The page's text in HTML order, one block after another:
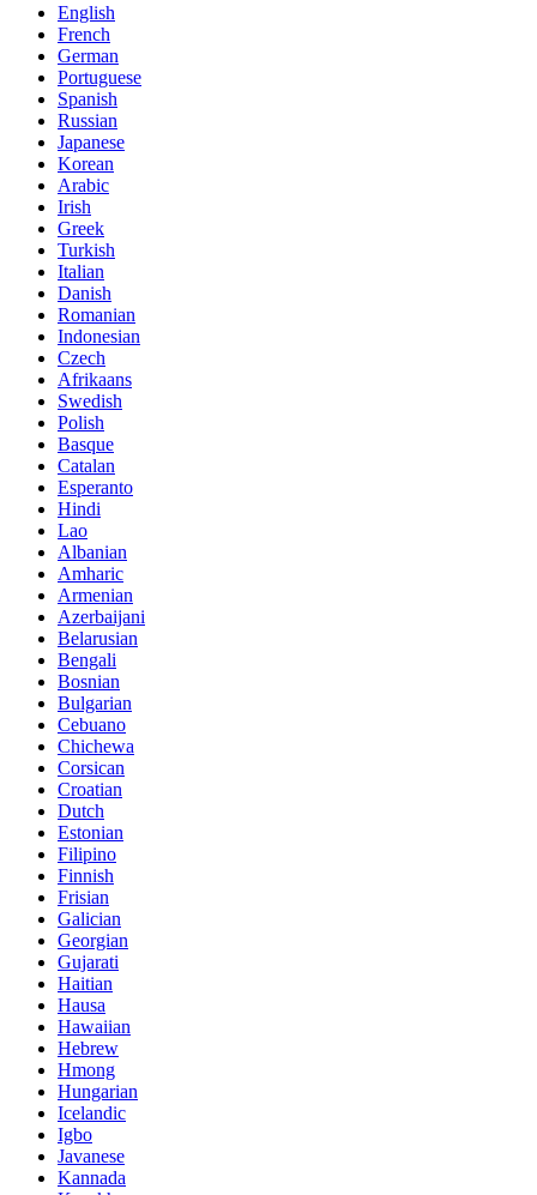
English
French
German
Portuguese
Spanish
Russian
Japanese
Korean
Arabic
Irish
Greek
Turkish
Italian
Danish
Romanian
Indonesian
Czech
Afrikaans
Swedish
Polish
Basque
Catalan
Esperanto
Hindi
Lao
Albanian
Amharic
Armenian
Azerbaijani
Belarusian
Bengali
Bosnian
Bulgarian
Cebuano
Chichewa
Corsican
Croatian
Dutch
Estonian
Filipino
Finnish
Frisian
Galician
Georgian
Gujarati
Haitian
Hausa
Hawaiian
Hebrew
Hmong
Hungarian
Icelandic
Igbo
Javanese
Kannada